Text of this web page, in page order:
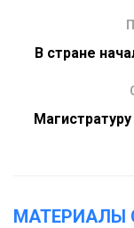
В стране
МАТЕРИАЛЫ